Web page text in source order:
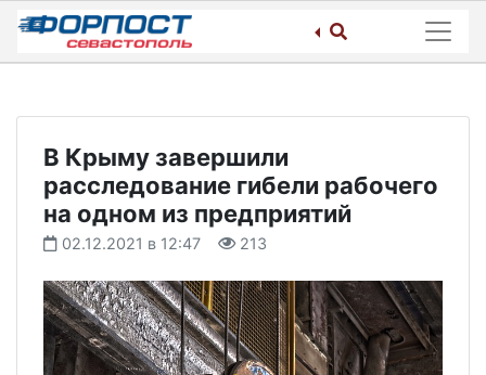
Skip
content
В Крыму завершили
расследование гибели рабочего
на одном из предприятий
02.12.2021 в 12:47 213